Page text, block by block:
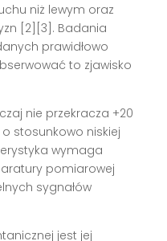
niż lewym oraz
[2][3]. Badania
prawidłowo
to zjawisko
nie przekracza +20
o stosunkowo niskiej
wymaga
pomiarowej
sygnałów
jest jej